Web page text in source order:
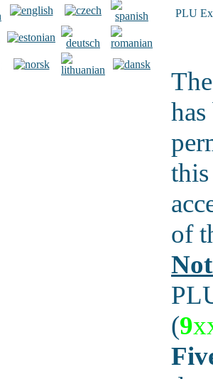
PLU
of
(9